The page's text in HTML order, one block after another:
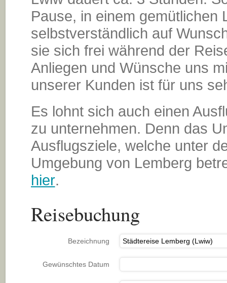
Pause, in einem gemütlichen
selbstverständlich auf
sie sich frei während der
Anliegen und Wünsche uns
unserer Kunden ist für uns
Es lohnt sich auch einen
zu unternehmen. Denn das
Ausflugsziele, welche unter
Umgebung von Lemberg
hier.
Reisebuchung
Bezeichnung
Gewünschtes Datum